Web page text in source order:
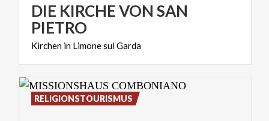
DIE KIRCHE VON SAN
PIETRO
Kirchen in LimonesulGarda
RELIGIONSTOURISMUS